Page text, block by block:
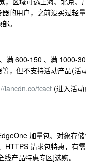
的用户，之前没买过轻
。
满 600-150 、满 1000-
，但不支持活动产品(活
lancdn.co/tcact (进入活
加量包、对象存
HTTPS 请求包特惠，有
产品特惠专区]选购。